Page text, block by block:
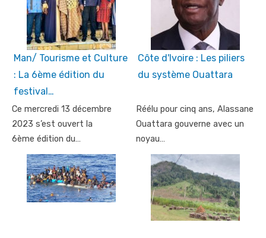
Man/ Tourisme et Culture
: La 6ème édition du
festival…
Ce mercredi 13 décembre
2023 s’est ouvert la
6ème édition du…
Côte d'Ivoire : Les piliers
du système Ouattara
Réélu pour cinq ans, Alassane
Ouattara gouverne avec un
noyau…